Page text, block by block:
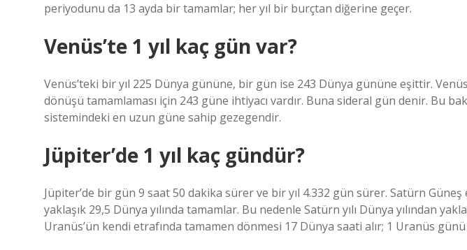
periyodunu da 13 ayda bir tamamlar; her yıl bir burçtan diğerine geçer.
Venüs’te 1 yıl kaç gün var?
Venüs’teki bir yıl 225 Dünya gününe, bir gün ise 243 Dünya gününe eşittir.
dönüşü tamamlaması için 243 güne ihtiyacı vardır. Buna sideral gün denir. Bu
sistemindeki en uzun güne sahip gezegendir.
Jüpiter’de 1 yıl kaç gündür?
Jüpiter’de bir gün 9 saat 50 dakika sürer ve bir yıl 4.332 gün sürer. Satürn
yaklaşık 29,5 Dünya yılında tamamlar. Bu nedenle Satürn yılı Dünya yılından
Uranüs’ün kendi etrafında tamamen dönmesi 17 Dünya saati alır; 1 Uranüs